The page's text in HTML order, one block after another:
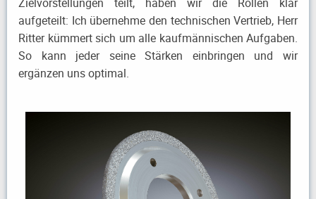
aufgeteilt: Ich übernehme den technischen Vertrieb, Herr
Ritter kümmert sich um alle kaufmännischen Aufgaben.
So kann jeder seine Stärken einbringen und wir
ergänzen uns optimal.